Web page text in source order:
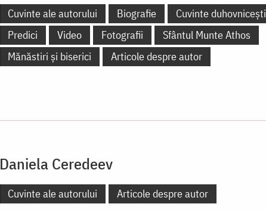
Cuvinte ale autorului Biografie
Cuvinte duhovnicești
Predici
Video Fotografii
Sfântul Munte Athos
Mănăstiri și biserici
Articole despre autor
Daniela Ceredeev
Cuvinte ale autorului Articole despre autor